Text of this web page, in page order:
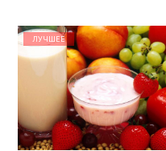
ЛУЧШЕЕ